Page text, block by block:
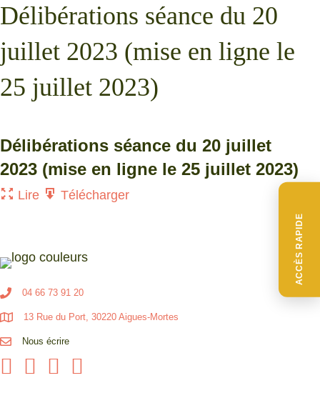
ACCÈS RAPIDE
Délibérations séance du 20
juillet 2023 (mise en ligne le
25 juillet 2023)
Délibérations séance du 20 juillet
2023 (mise en ligne le 25 juillet 2023)
Lire Télécharger
04 66 73 91 20
13 Rue du Port, 30220 Aigues-Mortes
Nous écrire